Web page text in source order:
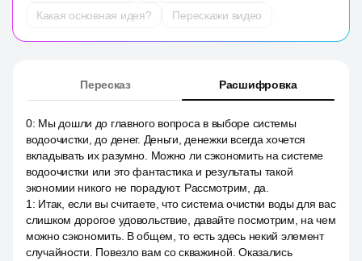
Какая основная идея?
Перескажи видео
Пересказ Расшифровка
0: Мы дошли до главного вопроса в выборе системы
водоочистки, до денег. Деньги, денежки всегда хочется
вкладывать их разумно. Можно ли сэкономить на системе
водоочистки или это фантастика и результаты такой
экономии никого не порадуют. Рассмотрим, да.
1 : Итак, если вы считаете, что система очистки воды для вас
слишком дорогое удовольствие, давайте посмотрим, на чем
можно сэкономить. В общем, то есть здесь некий элемент
случайности. Повезло вам со скважиной. Оказались